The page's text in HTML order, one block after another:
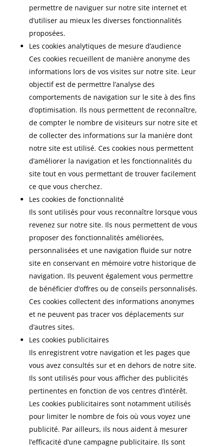
permettre de naviguer sur notre site internet et
d’utiliser au mieux les diverses fonctionnalités
proposées.
Les cookies analytiques de mesure d’audience
Ces cookies recueillent de manière anonyme des
informations lors de vos visites sur notre site. Leur
objectif est de permettre l’analyse des
comportements de navigation sur le site à des fins
d’optimisation. Ils nous permettent de reconnaître,
de compter le nombre de visiteurs sur notre site et
de collecter des informations sur la manière dont
notre site est utilisé. Ces cookies nous permettent
d’améliorer la navigation et les fonctionnalités du
site tout en vous permettant de trouver facilement
ce que vous cherchez.
Les cookies de fonctionnalité
Ils sont utilisés pour vous reconnaître lorsque vous
revenez sur notre site. Ils nous permettent de vous
proposer des fonctionnalités améliorées,
personnalisées et une navigation fluide sur notre
site en conservant en mémoire votre historique de
navigation. Ils peuvent également vous permettre
de bénéficier d’offres ou de conseils personnalisés.
Ces cookies collectent des informations anonymes
et ne peuvent pas tracer vos déplacements sur
d’autres sites.
Les cookies publicitaires
Ils enregistrent votre navigation et les pages que
vous avez consultés sur et en dehors de notre site.
Ils sont utilisés pour vous afficher des publicités
pertinentes en fonction de vos centres d’intérêt.
Les cookies publicitaires sont notamment utilisés
pour limiter le nombre de fois où vous voyez une
publicité. Par ailleurs, ils nous aident à mesurer
l’efficacité d’une campagne publicitaire. Ils sont